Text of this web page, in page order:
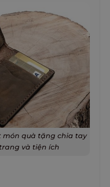
món quà tặng chia tay
và tiện ích